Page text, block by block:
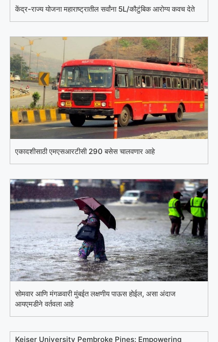
केंद्र-राज्य योजना महाराष्ट्रातील सर्वांना 5L/कौटुंबिक आरोग्य कवच देते
एकादशीसाठी एमएसआरटीसी 290 बसेस चालवणार आहे
सोमवार आणि मंगळवारी मुंबईत लक्षणीय पाऊस होईल, असा अंदाज
आयएमडीने वर्तवला आहे
Keiser University Pembroke Pines: Empowering